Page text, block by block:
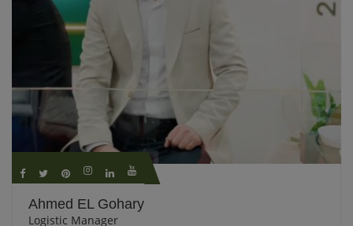
Ahmed EL Gohary
Logistic Manager